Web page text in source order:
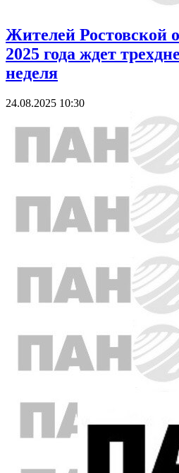
Жителей Ростовской
2025 года ждет
неделя
24.08.2025 10:30